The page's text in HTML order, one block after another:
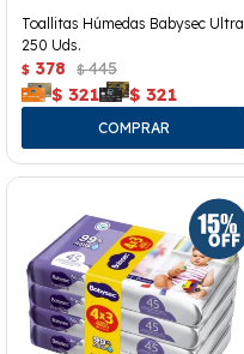
Toallitas Húmedas Babysec Ultra
250 Uds.
$ 378 $ 445
$ 321 $ 321